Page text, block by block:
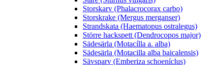
Storskarv (Phalacrocorax carbo)
Storskrake (Mergus merganser)
Strandskata (Haematopus ostralegus)
Större hackspett (Dendrocopos major)
Sädesärla (Motacílla a. alba)
Sädesärla (Motacilla alba baicalensis)
Sävsparv (Emberiza schoeníclus)